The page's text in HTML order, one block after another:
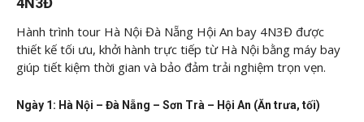
Hành trình tour Hà Nội Đà Nẵng Hội An bay 4N3Đ được
thiết kế tối ưu, khởi hành trực tiếp từ Hà Nội bằng máy bay
giúp tiết kiệm thời gian và bảo đảm trải nghiệm trọn vẹn.
Ngày 1: Hà Nội – Đà Nẵng – Sơn Trà – Hội An (Ăn trưa, tối)